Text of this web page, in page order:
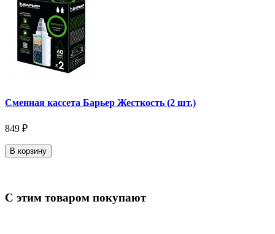
Сменная кассета Барьер Жесткость (2 шт.)
849 ₽
В корзину
С этим товаром покупают